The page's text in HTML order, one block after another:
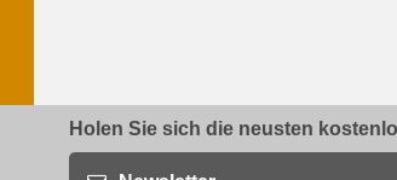
Holen Sie sich die neusten